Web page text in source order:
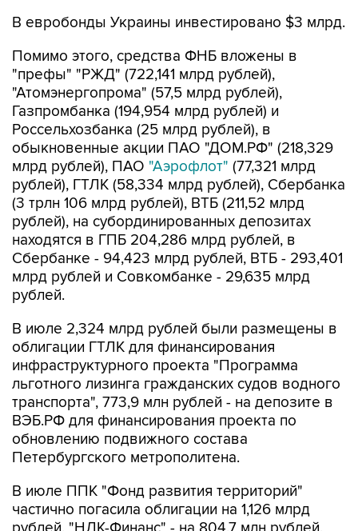
В евробонды Украины инвестировано $3 млрд.
Помимо этого, средства ФНБ вложены в
"префы" "РЖД" (722,141 млрд рублей),
"Атомэнергопрома" (57,5 млрд рублей),
Газпромбанка (194,954 млрд рублей) и
Россельхозбанка (25 млрд рублей), в
обыкновенные акции ПАО "ДОМ.РФ" (218,329
млрд рублей), ПАО "Аэрофлот" (77,321 млрд
рублей), ГТЛК (58,334 млрд рублей), Сбербанка
(3 трлн 106 млрд рублей), ВТБ (211,52 млрд
рублей), на субординированных депозитах
находятся в ГПБ 204,286 млрд рублей, в
Сбербанке - 94,423 млрд рублей, ВТБ - 293,401
млрд рублей и Совкомбанке - 29,635 млрд
рублей.
В июле 2,324 млрд рублей были размещены в
облигации ГТЛК для финансирования
инфраструктурного проекта "Программа
льготного лизинга гражданских судов водного
транспорта", 773,9 млн рублей - на депозите в
ВЭБ.РФ для финансирования проекта по
обновлению подвижного состава
Петербургского метрополитена.
В июле ППК "Фонд развития территорий"
частично погасила облигации на 1,126 млрд